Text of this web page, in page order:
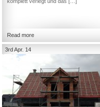
Read more
3rd Apr. 14